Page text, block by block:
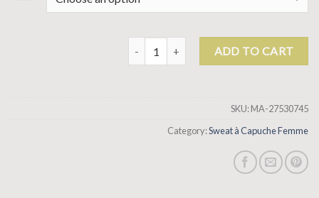
sweat à capuche femme quantity
ADD TO CART
SKU:MA-27530745
Category:Sweat à Capuche Femme